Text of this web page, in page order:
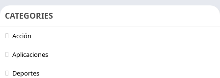
CATEGORIES
Acción
Aplicaciones
Deportes